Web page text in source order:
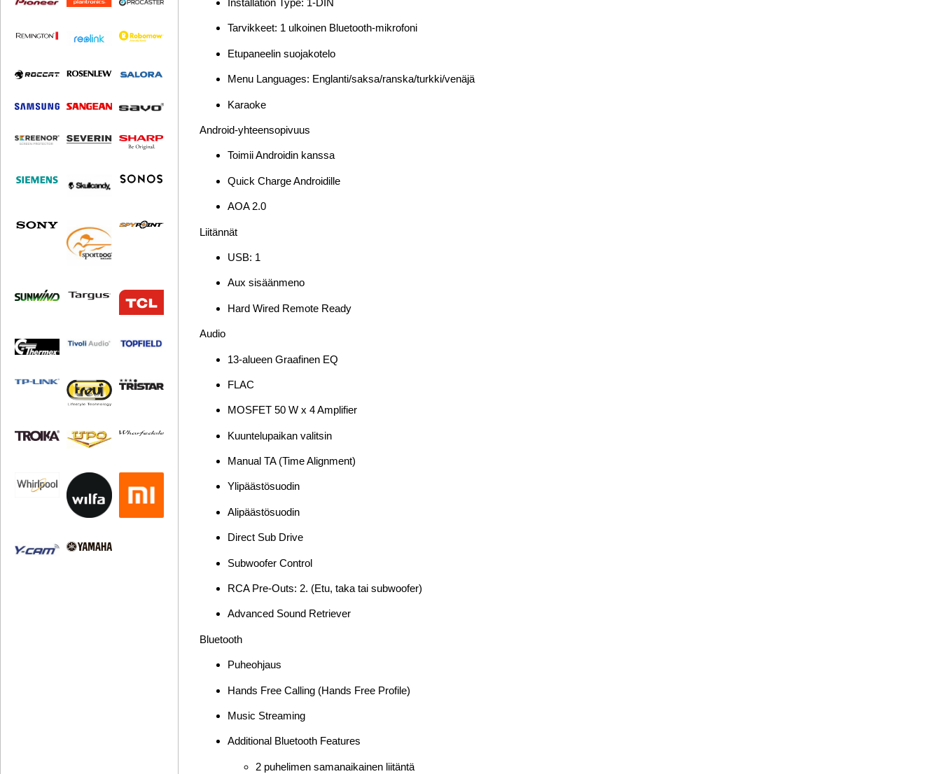
Installation Type: 1-DIN
Tarvikkeet: 1 ulkoinen Bluetooth-mikrofoni
Etupaneelin suojakotelo
Menu Languages: Englanti/saksa/ranska/turkki/venäjä
Karaoke
Android-yhteensopivuus
Toimii Androidin kanssa
Quick Charge Androidille
AOA 2.0
Liitännät
USB: 1
Aux sisäänmeno
Hard Wired Remote Ready
Audio
13-alueen Graafinen EQ
FLAC
MOSFET 50 W x 4 Amplifier
Kuuntelupaikan valitsin
Manual TA (Time Alignment)
Ylipäästösuodin
Alipäästösuodin
Direct Sub Drive
Subwoofer Control
RCA Pre-Outs: 2. (Etu, taka tai subwoofer)
Advanced Sound Retriever
Bluetooth
Puheohjaus
Hands Free Calling (Hands Free Profile)
Music Streaming
Additional Bluetooth Features
2 puhelimen samanaikainen liitäntä